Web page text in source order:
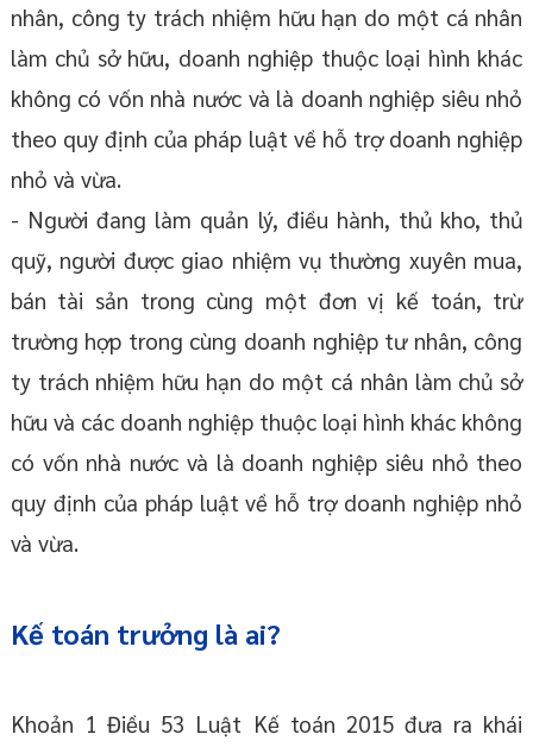
nhân, công ty trách nhiệm hữu hạn do một cá nhân
làm chủ sở hữu, doanh nghiệp thuộc loại hình khác
không có vốn nhà nước và là doanh nghiệp siêu nhỏ
theo quy định của pháp luật về hỗ trợ doanh nghiệp
nhỏ và vừa.
- Người đang làm quản lý, điều hành, thủ kho, thủ
quỹ, người được giao nhiệm vụ thường xuyên mua,
bán tài sản trong cùng một đơn vị kế toán, trừ
trường hợp trong cùng doanh nghiệp tư nhân, công
ty trách nhiệm hữu hạn do một cá nhân làm chủ sở
hữu và các doanh nghiệp thuộc loại hình khác không
có vốn nhà nước và là doanh nghiệp siêu nhỏ theo
quy định của pháp luật về hỗ trợ doanh nghiệp nhỏ
và vừa.
Kế toán trưởng là ai?
Khoản 1 Điều 53 Luật Kế toán 2015 đưa ra khái